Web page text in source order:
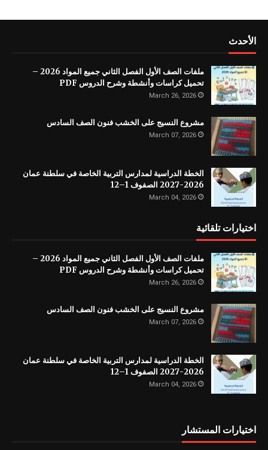
الأحدث
ملفات الصف الأول الفصل الثاني جميع المواد 2026 –
تحميل كراسات وأنشطة وشرح الدروس PDF
March 26, 2026
مشروع النسيج على الخشب فنون الصف السادس
March 07, 2026
الخطة الدراسية لمدارس التربية الخاصة في سلطنة عمان
2026-2027 الصفوف 1–12
March 04, 2026
اختيارات تلقائية
ملفات الصف الأول الفصل الثاني جميع المواد 2026 –
تحميل كراسات وأنشطة وشرح الدروس PDF
March 26, 2026
مشروع النسيج على الخشب فنون الصف السادس
March 07, 2026
الخطة الدراسية لمدارس التربية الخاصة في سلطنة عمان
2026-2027 الصفوف 1–12
March 04, 2026
اختيارات المستشار